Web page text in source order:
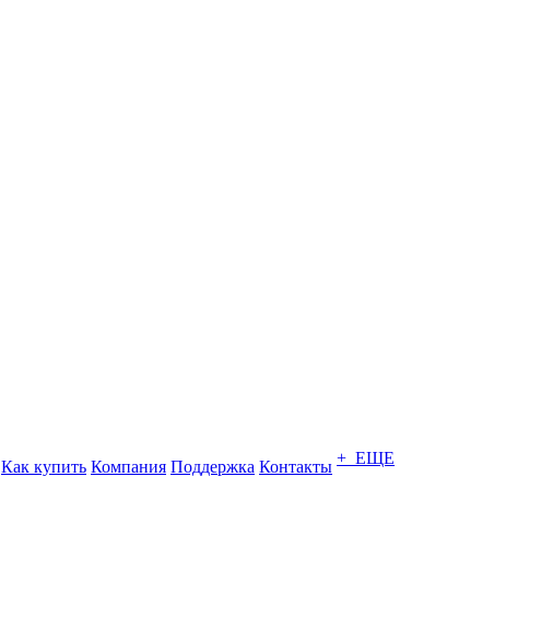
Как купить Компания Поддержка Контакты + ЕЩЕ